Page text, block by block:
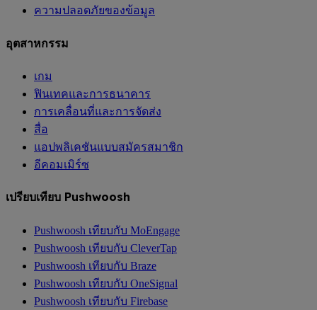
ความปลอดภัยของข้อมูล
อุตสาหกรรม
เกม
ฟินเทคและการธนาคาร
การเคลื่อนที่และการจัดส่ง
สื่อ
แอปพลิเคชันแบบสมัครสมาชิก
อีคอมเมิร์ซ
เปรียบเทียบ Pushwoosh
Pushwoosh เทียบกับ MoEngage
Pushwoosh เทียบกับ CleverTap
Pushwoosh เทียบกับ Braze
Pushwoosh เทียบกับ OneSignal
Pushwoosh เทียบกับ Firebase